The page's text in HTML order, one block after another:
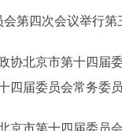
四次会议举行第
北京市第十四届
四届委员会常务委员
市第十四届委员